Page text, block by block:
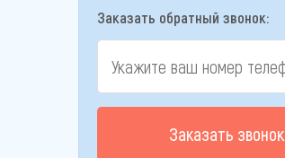
Заказать обратный звонок:
Заказать звонок